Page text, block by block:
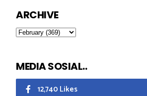
ARCHIVE
MEDIA SOSIAL..
12,740 Likes